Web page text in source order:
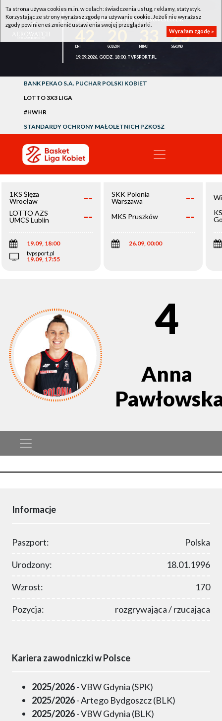
1KS ŚLĘZA WROCŁAW - LOTTO AZS UMCS LUBLIN
25
19.09.2026, GODZ. 18:00, TVPSPORT.PL
BANK PEKAO S.A. PUCHAR POLSKI KOBIET
LOTTO 3X3 LIGA
#HWHR
STANDARDY OCHRONY MAŁOLETNICH PZKOSZ
1KS Ślęza
Wrocław
--
LOTTO AZS
UMCS Lublin
--
19.09, 18:00
tvpsport.pl
19.09, 17:55
SKK Polonia
Warszawa
--
MKS Pruszków --
26.09, 00:00
4
Anna
Informacje
Paszport: Polska
Urodzony: 18.01.1996
Wzrost: 170
Pozycja: rozgrywająca / rzucająca
Kariera zawodniczki w Polsce
2025/2026- VBW Gdynia (SPK)
2025/2026- Artego Bydgoszcz (BLK)
2025/2026- VBW Gdynia (BLK)
Ta strona używa cookies m.in. w celach: świadczenia usług, reklamy, statystyk.
Korzystając ze strony wyrażasz zgodę na używanie cookie. Jeżeli nie wyrażasz
zgody powinieneś zmienić ustawienia swojej przeglądarki.
Wyrażam zgodę »